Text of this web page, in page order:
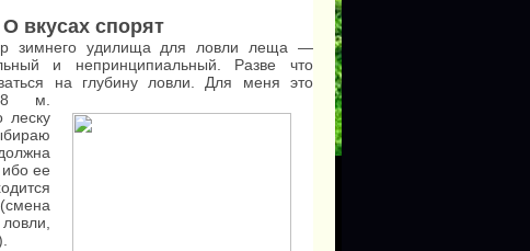
О вкусах спорят
зимнего удилища для ловли леща —
и непринципиальный. Разве что
на глубину ловли.Для меня это
м.
леску
ее